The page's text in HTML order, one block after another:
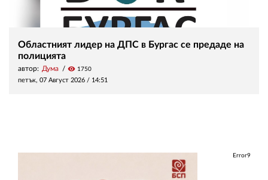
Областният лидер на ДПС в Бургас се предаде на
полицията
автор: Дума visibility 1750
петък, 07 Август 2026 / 14:51
Error9